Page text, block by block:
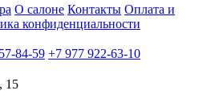
О салоне Контакты Оплата и
конфиденциальности
84-59 +7 977 922-63-10
15